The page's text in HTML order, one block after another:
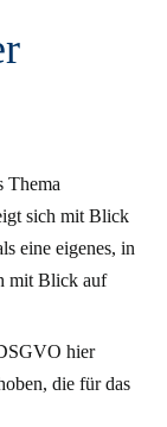
Thema
sich mit Blick
eine eigenes, in
mit Blick auf
hier
die für das